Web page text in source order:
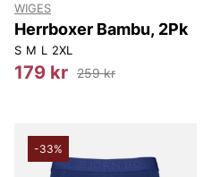
WIGES
Herrboxer Bambu, 2Pk
S M L 2XL
179 kr 259 kr
-33%